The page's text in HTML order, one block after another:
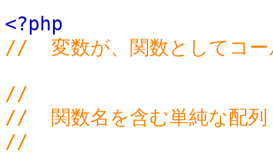
<?php
// 変数が、関数としてコー
//
// 関数名を含む単純な配列
//